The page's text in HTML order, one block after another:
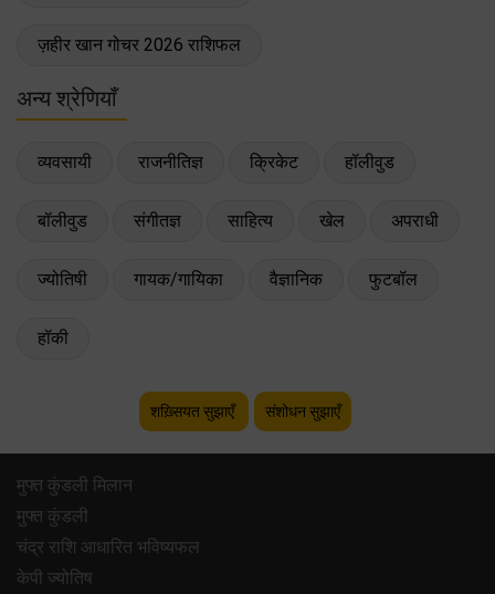
ज़हीर खान गोचर 2026 राशिफल
अन्य श्रेणियाँ
व्यवसायी राजनीतिज्ञ क्रिकेट हॉलीवुड
बॉलीवुड संगीतज्ञ साहित्य खेल अपराधी
ज्योतिषी गायक/गायिका वैज्ञानिक फुटबॉल
हॉकी
शख़्सियत सुझाएँ संशोधन सुझाएँ
मुफ्त कुंडली मिलान
मुफ्त कुंडली
चंद्र राशि आधारित भविष्यफल
केपी ज्योतिष